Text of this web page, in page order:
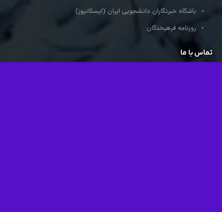
باشگاه خبرنگاران دانشجویی ایران (ایسکانیوز)
روزنامه فرهیختگان
تماس با ما